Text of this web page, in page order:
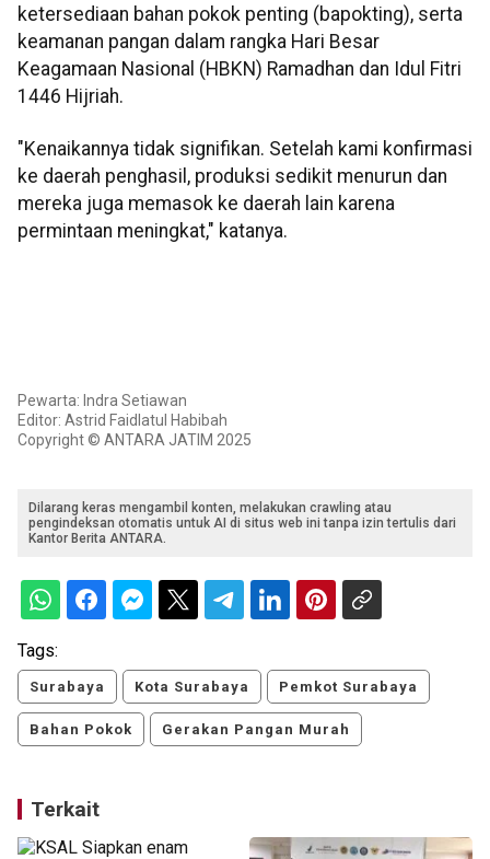
ketersediaan bahan pokok penting (bapokting), serta
keamanan pangan dalam rangka Hari Besar
Keagamaan Nasional (HBKN) Ramadhan dan Idul Fitri
1446 Hijriah.
"Kenaikannya tidak signifikan. Setelah kami konfirmasi
ke daerah penghasil, produksi sedikit menurun dan
mereka juga memasok ke daerah lain karena
permintaan meningkat," katanya.
Pewarta: Indra Setiawan
Editor: Astrid Faidlatul Habibah
Copyright © ANTARA JATIM 2025
Dilarang keras mengambil konten, melakukan crawling atau
pengindeksan otomatis untuk AI di situs web ini tanpa izin tertulis dari
Kantor Berita ANTARA.
Tags:
Surabaya Kota Surabaya Pemkot Surabaya
Bahan Pokok Gerakan Pangan Murah
Terkait